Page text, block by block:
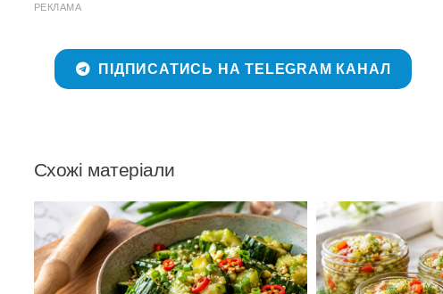
РЕКЛАМА
ПІДПИСАТИСЬ НА TELEGRAM КАНАЛ
Схожі матеріали